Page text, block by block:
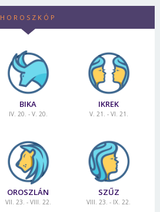
HOROSZKÓP
BIKA
IV. 20. - V. 20.
IKREK
V. 21. - VI. 21.
OROSZLÁN
VII. 23. - VIII. 22.
SZŰZ
VIII. 23. - IX. 22.